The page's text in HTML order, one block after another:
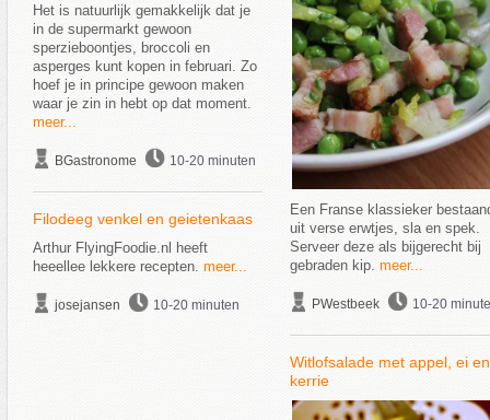
Het is natuurlijk gemakkelijk dat je
in de supermarkt gewoon
sperzieboontjes, broccoli en
asperges kunt kopen in februari. Zo
hoef je in principe gewoon maken
waar je zin in hebt op dat moment.
meer...
BGastronome 10-20 minuten
Filodeeg venkel en geietenkaas
Arthur FlyingFoodie.nl heeft
heeellee lekkere recepten. meer...
josejansen 10-20 minuten
Een Franse klassieker
uit verse erwtjes, sla en spek.
Serveer deze als bijgerecht bij
gebraden kip. meer...
PWestbeek 10-20
Witlofsalade met appel, ei en
kerrie